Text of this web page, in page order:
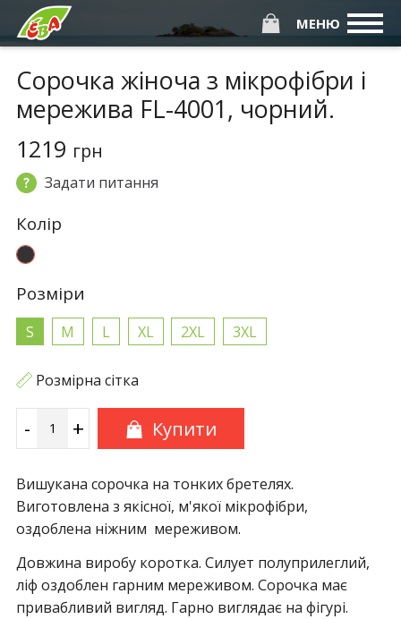
МЕНЮ
Сорочка жіноча з мікрофібри і
мережива FL-4001, чорний.
1219 грн
Задати питання
Колiр
Розмiри
S M L XL 2XL 3XL
Розмірна сітка
- + Купити
Вишукана сорочка на тонких бретелях.
Виготовлена з якісної, м'якої мікрофібри,
оздоблена ніжним мереживом.
Довжина виробу коротка. Силует полуприлеглий,
ліф оздоблен гарним мереживом. Сорочка має
привабливий вигляд. Гарно виглядає на фігурі.